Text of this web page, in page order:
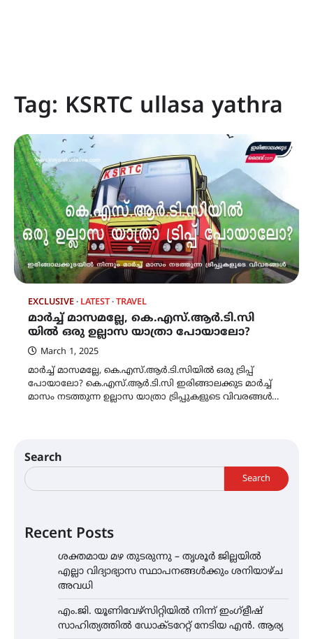
Tag: KSRTC ullasa yathra
EXCLUSIVE LATEST TRAVEL
മാർച്ച് മാസമല്ലേ, കെ.എസ്.ആർ.ടി.സി
യിൽ ഒരു ഉല്ലാസ യാത്രാ പോയാലോ?
March 1, 2025
മാർച്ച് മാസമല്ലേ, കെ.എസ്.ആർ.ടി.സിയിൽ ഒരു ട്രിപ്പ്
പോയാലോ? കെ.എസ്.ആർ.ടി.സി ഇരിങ്ങാലക്കുട മാർച്ച്
മാസം നടത്തുന്ന ഉല്ലാസ യാത്രാ ട്രിപ്പുകളുടെ വിവരങ്ങൾ…
Search
Search
Recent Posts
ശക്തമായ മഴ തുടരുന്നു – തൃശൂർ ജില്ലയിൽ
എല്ലാ വിദ്യാഭ്യാസ സ്ഥാപനങ്ങൾക്കും ശനിയാഴ്ച
അവധി
എം.ജി. യൂണിവേഴ്‌സിറ്റിയിൽ നിന്ന് ഇംഗ്ളീഷ്
സാഹിത്യത്തിൽ ഡോക്ടറേറ്റ് നേടിയ എൻ. ആര്യ